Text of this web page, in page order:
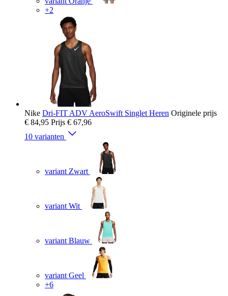
+2
Nike Dri-FIT ADV AeroSwift Singlet Heren Originele prijs
€ 84,95 Prijs € 67,96
10 varianten
variant Zwart
variant Wit
variant Blauw
variant Geel
+6